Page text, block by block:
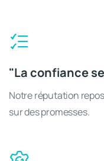
"La confiance
Notre réputation
sur des promesses.